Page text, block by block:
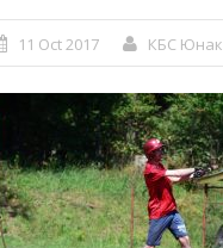
11 Oct 2017 КБС Юнак